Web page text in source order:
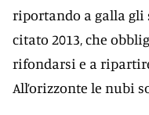
riportando a galla gli
citato 2013, che
rifondarsi e a
All’orizzonte le nubi